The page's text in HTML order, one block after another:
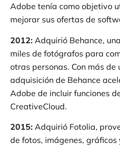
Adobe tenía como objetivo
mejorar sus ofertas de
2012: Adquirió Behance,
miles de fotógrafos para
otras personas. Con más de
adquisición de Behance
Adobe de incluir funciones
CreativeCloud.
2015: Adquirió Fotolia,
de fotos, imágenes,